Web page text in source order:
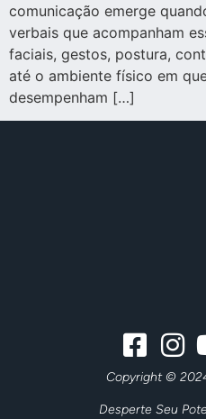
comunicação emerge
verbais que acompanham
faciais, gestos, postura,
até o ambiente físico em
desempenham […]
Copyright ©
Desperte Seu